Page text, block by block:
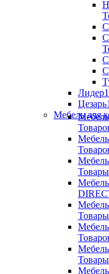
Лидер
Цезарь
Мебель для
Товары
Товары
Товары